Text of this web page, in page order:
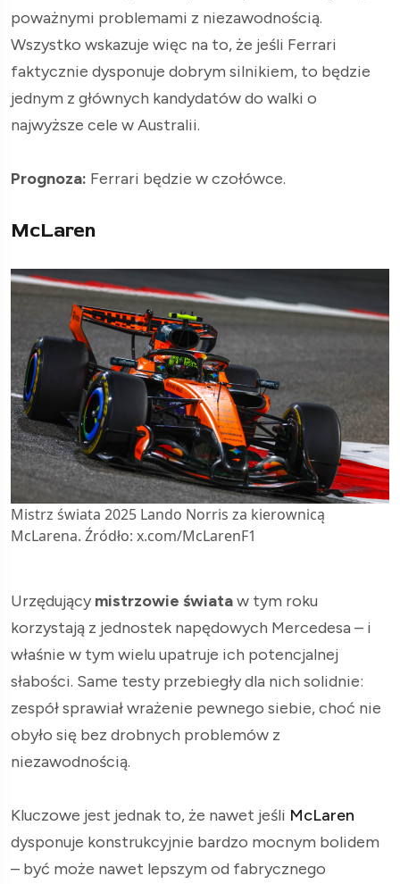
poważnymi problemami z niezawodnością.
Wszystko wskazuje więc na to, że jeśli Ferrari
faktycznie dysponuje dobrym silnikiem, to będzie
jednym z głównych kandydatów do walki o
najwyższe cele w Australii.
Prognoza: Ferrari będzie w czołówce.
McLaren
Mistrz świata 2025 Lando Norris za kierownicą
McLarena. Źródło: x.com/McLarenF1
Urzędujący mistrzowie świataw tym roku
korzystają z jednostek napędowych Mercedesa – i
właśnie w tym wielu upatruje ich potencjalnej
słabości. Same testy przebiegły dla nich solidnie:
zespół sprawiał wrażenie pewnego siebie, choć nie
obyło się bez drobnych problemów z
niezawodnością.
Kluczowe jest jednak to, że nawet jeśli McLaren
dysponuje konstrukcyjnie bardzo mocnym bolidem
– być może nawet lepszym od fabrycznego